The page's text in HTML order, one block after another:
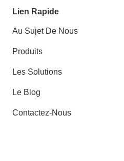
Lien Rapide
Au Sujet De Nous
Produits
Les Solutions
Le Blog
Contactez-Nous